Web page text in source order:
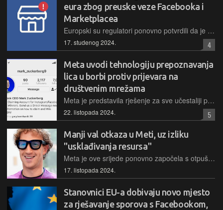
eura zbog preuske veze Facebooka i
Marketplacea
Europski su regulatori ponovno potvrdili da je neka tehnološka kompanija prekršila antitrustovska pravila EU. Ovog puta radi se o Meti, koja je kažnjena zbog nepoštenih uvjeta vezanih s online tržnicom
17. studenog 2024. 4
Meta uvodi tehnologiju prepoznavanja
lica u borbi protiv prijevara na
društvenim mrežama
Meta je predstavila rješenje za sve učestaliji problem prijevara i krađe računa poznatih osoba na svojim društvenim platformama.
22. listopada 2024. 5
Manji val otkaza u Meti, uz izliku
"usklađivanja resursa"
Meta je ove srijede ponovno započela s otpuštanjima zaposlenika u Instagramu, WhatsAppu i Reality Labsu, gdje provodi manju reorganizaciju unutar više timova
17. listopada 2024.
Stanovnici EU-a dobivaju novo mjesto
za rješavanje sporova s Facebookom,